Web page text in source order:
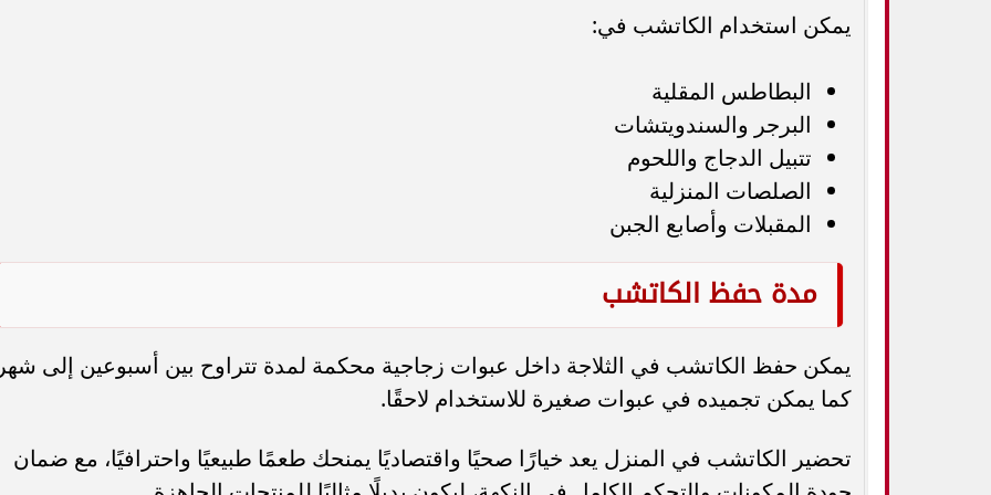
يمكن استخدام الكاتشب في:
البطاطس المقلية
البرجر والسندويتشات
تتبيل الدجاج واللحوم
الصلصات المنزلية
المقبلات وأصابع الجبن
مدة حفظ الكاتشب
يمكن حفظ الكاتشب في الثلاجة داخل عبوات زجاجية محكمة لمدة تتراوح بين أسبوعين إلى
كما يمكن تجميده في عبوات صغيرة للاستخدام لاحقًا.
تحضير الكاتشب في المنزل يعد خيارًا صحيًا واقتصاديًا يمنحك طعمًا طبيعيًا واحترافيًا، مع ضمان